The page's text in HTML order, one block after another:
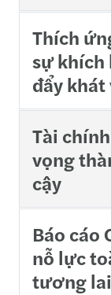
Thích
sự khích
đẩy khát
Tài
vọng
cậy
Báo cáo
nỗ lực
tương